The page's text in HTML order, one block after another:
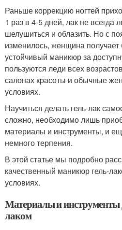
Раньше коррекцию ногтей
1 раз в 4-5 дней, лак не всегда
шелушиться и облазить. Но с
изменилось, женщина получает
устойчивый маникюр за
пользуются леди всех
салонах красоты и обычные
условиях.
Научиться делать гель-лак
сложно, необходимо лишь
материалы и инструменты, и
немного терпения.
В этой статье мы подробно
качественный маникюр гель-
условиях.
Материалы и
лаком